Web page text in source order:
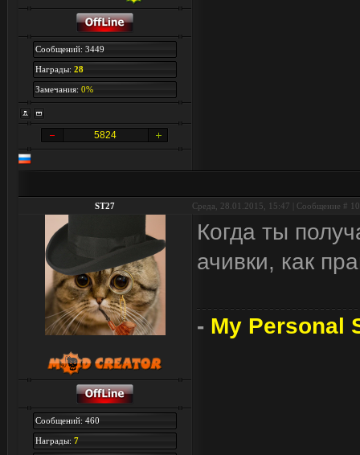
Сообщений: 3449
Награды:28
Замечания:0%
5824
ST27 Среда, 28.01.2015, 15:47 | Сообщение # 10
Сообщений: 460
Награды:7
Когда ты
ачивки, как
- My Personal